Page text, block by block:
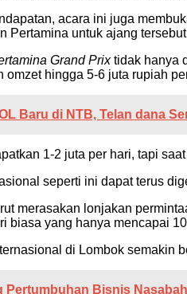
acara ini juga
Pertamina untuk ajang
Grand Prixtidak hanya
omzet hingga 5-6 juta rupiah
Baru di NTB, Telan dana
1-2 juta per hari, tapi
seperti ini dapat terus
merasakan lonjakan
biasa yang hanya mencapai
di Lombok semakin
Pertumbuhan Bisnis